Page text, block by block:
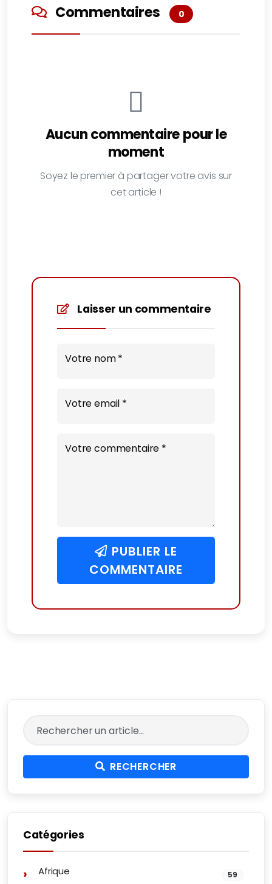
Commentaires 0
Aucun commentaire pour le
moment
Soyez le premier à partager votre avis sur
cet article !
Laisser un commentaire
Votre nom *
Votre email *
Votre commentaire *
PUBLIER LE
COMMENTAIRE
RECHERCHER
Catégories
Afrique 59